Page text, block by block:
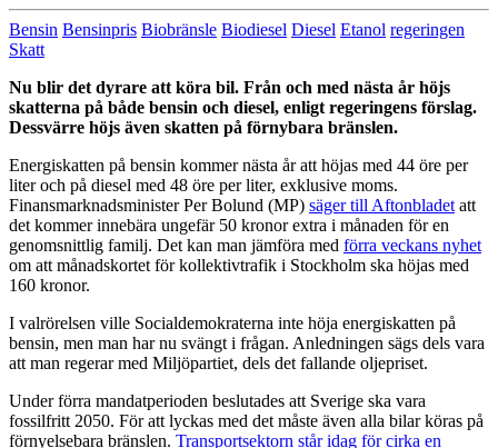
Bensin Bensinpris Biobränsle Biodiesel Diesel Etanol regeringen
Skatt
Nu blir det dyrare att köra bil. Från och med nästa år höjs
skatterna på både bensin och diesel, enligt regeringens förslag.
Dessvärre höjs även skatten på förnybara bränslen.
Energiskatten på bensin kommer nästa år att höjas med 44 öre per
liter och på diesel med 48 öre per liter, exklusive moms.
Finansmarknadsminister Per Bolund (MP) säger till Aftonbladet att
det kommer innebära ungefär 50 kronor extra i månaden för en
genomsnittlig familj. Det kan man jämföra med förra veckans nyhet
om att månadskortet för kollektivtrafik i Stockholm ska höjas med
160 kronor.
I valrörelsen ville Socialdemokraterna inte höja energiskatten på
bensin, men man har nu svängt i frågan. Anledningen sägs dels vara
att man regerar med Miljöpartiet, dels det fallande oljepriset.
Under förra mandatperioden beslutades att Sverige ska vara
fossilfritt 2050. För att lyckas med det måste även alla bilar köras på
förnyelsebara bränslen. Transportsektorn står idag för cirka en